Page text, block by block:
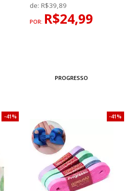
de: R$39,89
POR: R$24,99
PROGRESSO
41% 41%